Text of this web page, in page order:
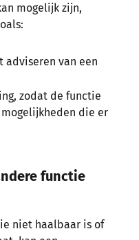
mogelijk zijn,
adviseren van een
zodat de functie
die er
functie
niet haalbaar is of